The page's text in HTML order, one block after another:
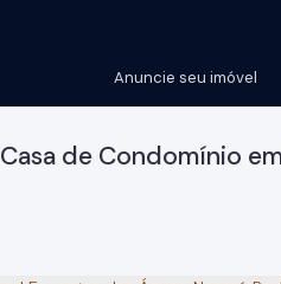
Anuncie seu imóvel
Casa de Condomínio